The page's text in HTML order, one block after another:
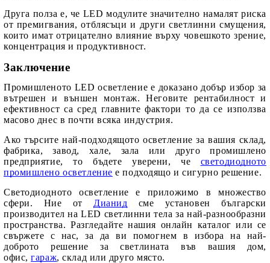
Друга полза е, че LED модулите значително намалят риска
от премигвания, отблясъци и други светлинни смущения,
които имат отрицателно влияние върху човешкото зрение,
концентрация и продуктивност.
Заключение
Промишленото LED осветление е доказано добър избор за
вътрешен ивъншен монтаж. Неговите рентабилност и
ефективност са сред главните фактори то да се използва
масово днес в почти всяка индустрия.
Ако търсите най-подходящото осветление за вашия склад,
фабрика, завод, хале, зала или друго промишлено
предприятие, то бъдете уверени, че светодиодното
промишлено осветление е подходящо и сигурно решение.
Светодиодното осветление е приложимо в множество
сфери. Ние от Дианид сме установен български
производител на LED светлинни тела за най-разнообразни
пространства. Разгледайте нашия онлайн каталог или се
свържете с нас, за да ви помогнем в избора на най-
доброто решение за светлината във вашия дом,
офис,гараж, склад или друго място.